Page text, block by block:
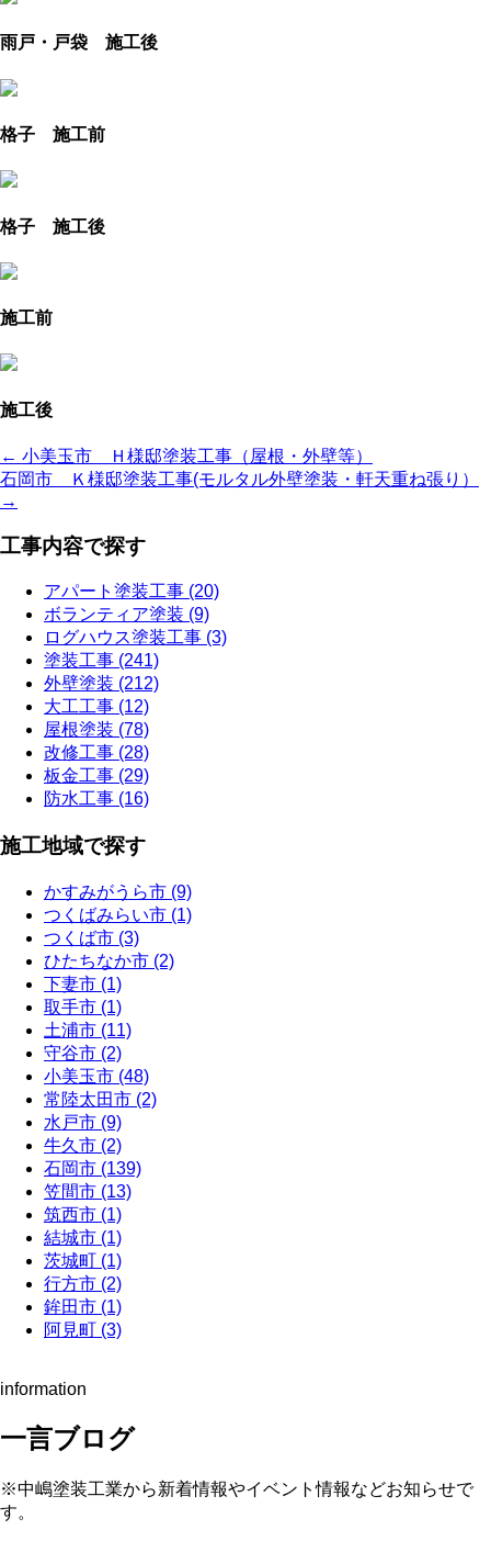
雨戸・戸袋 施工後
格子 施工前
格子 施工後
施工前
施工後
← 小美玉市 Ｈ様邸塗装工事（屋根・外壁等）
石岡市 Ｋ様邸塗装工事(モルタル外壁塗装・軒天重ね張り）
→
工事内容で探す
アパート塗装工事 (20)
ボランティア塗装 (9)
ログハウス塗装工事 (3)
塗装工事 (241)
外壁塗装 (212)
大工工事 (12)
屋根塗装 (78)
改修工事 (28)
板金工事 (29)
防水工事 (16)
施工地域で探す
かすみがうら市 (9)
つくばみらい市 (1)
つくば市 (3)
ひたちなか市 (2)
下妻市 (1)
取手市 (1)
土浦市 (11)
守谷市 (2)
小美玉市 (48)
常陸太田市 (2)
水戸市 (9)
牛久市 (2)
石岡市 (139)
笠間市 (13)
筑西市 (1)
結城市 (1)
茨城町 (1)
行方市 (2)
鉾田市 (1)
阿見町 (3)
information
一言ブログ
※中嶋塗装工業から新着情報やイベント情報などお知らせで
す。